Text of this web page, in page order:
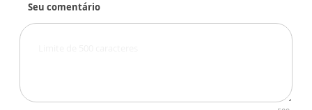
Seu comentário